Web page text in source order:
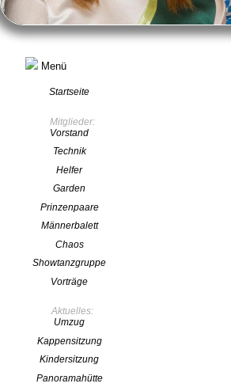
Menü
Startseite
Mitglieder:
Vorstand
Technik
Helfer
Garden
Prinzenpaare
Männerbalett
Chaos
Showtanzgruppe
Vorträge
Aktuelles:
Umzug
Kappensitzung
Kindersitzung
Panoramahütte